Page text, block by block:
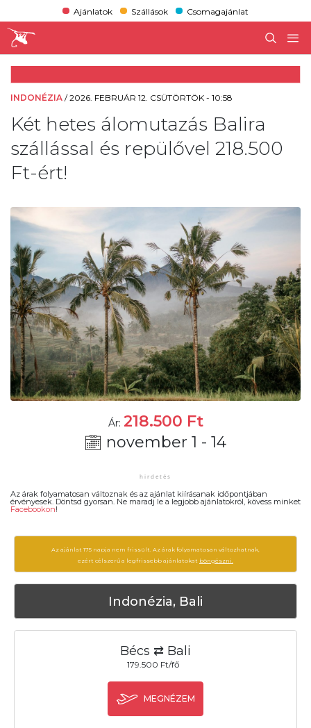
Ajánlatok Szállások Csomagajánlat
INDONÉZIA /2026. FEBRUÁR 12. CSÜTÖRTÖK - 10:58
Két hetes álomutazás Balira
szállással és repülővel 218.500
Ft-ért!
Ár: 218.500 Ft
november 1 - 14
Az árak folyamatosan változnak és az ajánlat kiírásanak időpontjában
érvényesek. Döntsd gyorsan. Ne maradj le a legjobb ajánlatokról, kövess minket
Facebookon!
Az ajánlat 175 napja nem frissült. Az árak folyamatosan változhatnak,
ezért célszerű a legfrissebb ajánlatokat böngészni.
Indonézia, Bali
Bécs ⇄ Bali
179.500 Ft/fő
MEGNÉZEM